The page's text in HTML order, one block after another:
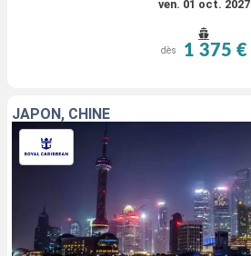
ven. 01 oct. 2027
dès 1 375 €
JAPON, CHINE